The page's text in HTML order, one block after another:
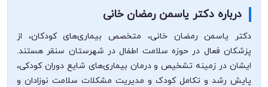
درباره دکتر یاسمن رمضان خانی
دکتر یاسمن رمضان خانی، متخصص بیماری‌های کودکان، از
پزشکان فعال در حوزه سلامت اطفال در شهرستان سنقر هستند.
ایشان در زمینه تشخیص و درمان بیماری‌های شایع دوران کودکی،
پایش رشد و تکامل کودک و مدیریت مشکلات سلامت نوزادان و